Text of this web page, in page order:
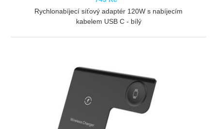
Rychlonabíjecí síťový adaptér 120W s nabíjecím
kabelem USB C - bílý